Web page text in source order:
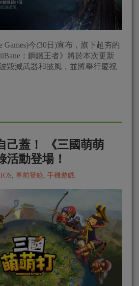
Games)今(30日)宣布，旗下超夯的
：鋼鐵王者》將於本次更新
毀滅武器和披風，並將舉行慶祝
己蓋！ 《三國萌萌
活動登場！
IOS, 事前登錄, 手機遊戲